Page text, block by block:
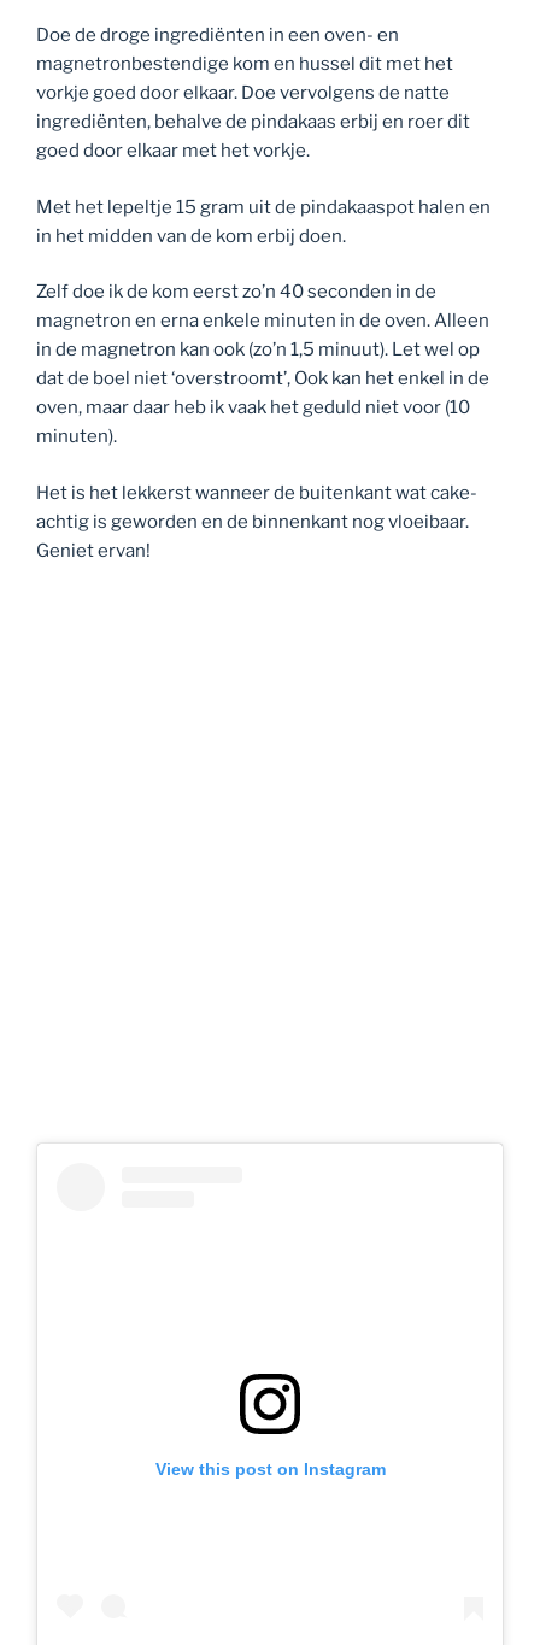
Doe de droge ingrediënten in een oven- en
magnetronbestendige kom en hussel dit met het
vorkje goed door elkaar. Doe vervolgens de natte
ingrediënten, behalve de pindakaas erbij en roer dit
goed door elkaar met het vorkje.
Met het lepeltje 15 gram uit de pindakaaspot halen en
in het midden van de kom erbij doen.
Zelf doe ik de kom eerst zo’n 40 seconden in de
magnetron en erna enkele minuten in de oven. Alleen
in de magnetron kan ook (zo’n 1,5 minuut). Let wel op
dat de boel niet ‘overstroomt’, Ook kan het enkel in de
oven, maar daar heb ik vaak het geduld niet voor (10
minuten).
Het is het lekkerst wanneer de buitenkant wat cake-
achtig is geworden en de binnenkant nog vloeibaar.
Geniet ervan!
View this post on Instagram